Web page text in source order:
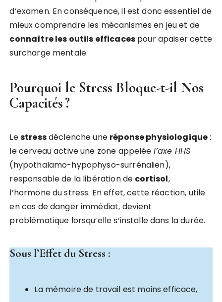
d’examen. En conséquence, il est donc essentiel de
mieux comprendre les mécanismes en jeu et de
connaître les outils efficacespour apaiser cette
surcharge mentale.
Pourquoi le Stress Bloque-t-il Nos
Capacités ?
Lestressdéclenche une réponse physiologique:
le cerveau active une zone appelée l’axe HHS
(hypothalamo-hypophyso-surrénalien),
responsable de la libération de cortisol,
l’hormone du stress. En effet, cette réaction, utile
en cas de danger immédiat, devient
problématique lorsqu’elle s’installe dans la durée.
Sous l’Effet du Stress :
La mémoire de travail est moins efficace,